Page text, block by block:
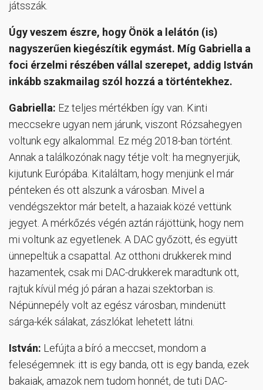
játsszák.
Úgy veszem észre, hogy Önök a lelátón (is)
nagyszerűen kiegészítik egymást. Míg Gabriella a
foci érzelmi részében vállal szerepet, addig István
inkább szakmailag szól hozzá a történtekhez.
Gabriella: Ez teljes mértékben így van. Kinti
meccsekre ugyan nem járunk, viszont Rózsahegyen
voltunk egy alkalommal. Ez még 2018-ban történt.
Annak a találkozónak nagy tétje volt: ha megnyerjük,
kijutunk Európába. Kitaláltam, hogy menjünk el már
pénteken és ott alszunk a városban. Mivel a
vendégszektor már betelt, a hazaiak közé vettünk
jegyet. A mérkőzés végén aztán rájöttünk, hogy nem
mi voltunk az egyetlenek. A DAC győzött, és együtt
ünnepeltük a csapattal. Az otthoni drukkerek mind
hazamentek, csak mi DAC-drukkerek maradtunk ott,
rajtuk kívül még jó páran a hazai szektorban is.
Népünnepély volt az egész városban, mindenütt
sárga-kék sálakat, zászlókat lehetett látni.
István: Lefújta a bíró a meccset, mondom a
feleségemnek: itt is egy banda, ott is egy banda, ezek
bakaiak, amazok nem tudom honnét, de tuti DAC-